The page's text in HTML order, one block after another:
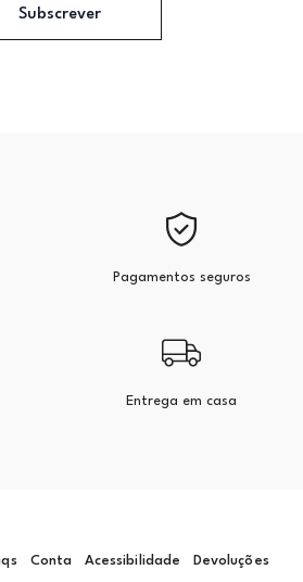
Subscrever
Pagamentos seguros
Entrega em casa
Conta Acessibilidade Devoluções